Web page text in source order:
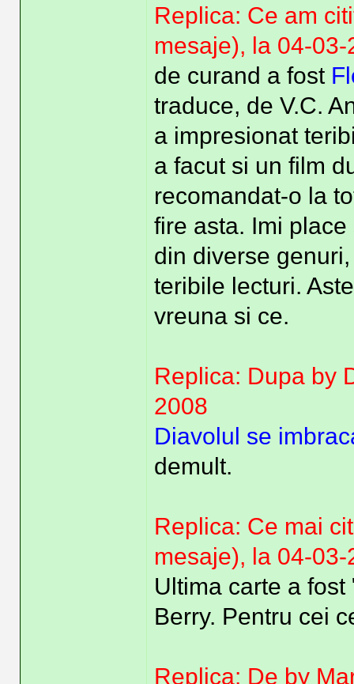
Replica: Ce am
mesaje), la 04-03-
de curand a fost
traduce, de V.C.
a impresionat
a facut si un film
recomandat-o la
fire asta. Imi
din diverse
teribile lecturi.
vreuna si ce.
Replica: Dupa by
2008
Diavolul se
demult.
Replica: Ce mai
mesaje), la 04-03-
Ultima carte a
Berry. Pentru cei
Replica: De by